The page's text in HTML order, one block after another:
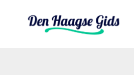
denhaagsegids.nl